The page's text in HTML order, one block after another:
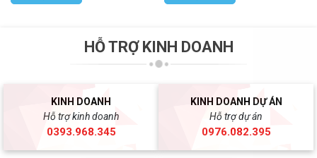
HỖ TRỢ KINH DOANH
KINH DOANH
Hỗ trợ kinh doanh
0393.968.345
KINH DOANH DỰ ÁN
Hỗ trợ dự án
0976.082.395